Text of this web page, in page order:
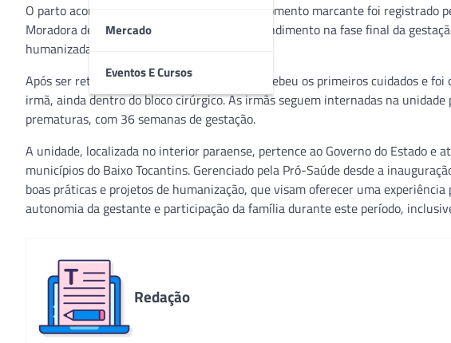
Mercado
Eventos E Cursos
O parto aconteceu em 22 de dezembro e o momento marcante foi registrado
Moradora de Belém, ela optou por buscar atendimento na fase final da
humanizadas da unidade.
Após ser retirada da bolsa amniótica, Júlia recebeu os primeiros cuidados e
irmã, ainda dentro do bloco cirúrgico. As irmãs seguem internadas na
prematuras, com 36 semanas de gestação.
A unidade, localizada no interior paraense, pertence ao Governo do Estado e
municípios do Baixo Tocantins. Gerenciado pela Pró-Saúde desde a
boas práticas e projetos de humanização, que visam oferecer uma
autonomia da gestante e participação da família durante este período,
Redação